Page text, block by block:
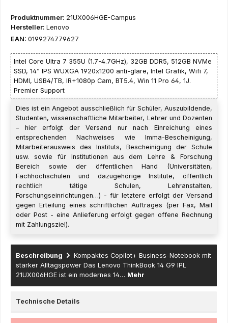
Produktnummer: 21UX006HGE-Campus
Hersteller: Lenovo
EAN: 0199274779627
Intel Core Ultra 7 355U (1.7-4.7GHz), 32GB DDR5, 512GB NVMe
SSD, 14” IPS WUXGA 1920x1200 anti-glare, Intel Grafik, Wifi 7,
HDMI, USB4/TB, IR+1080p Cam, BT5.4, Win 11 Pro 64, 1J.
Premier Support
Dies ist ein Angebot ausschließlich für Schüler, Auszubildende,
Studenten, wissenschaftliche Mitarbeiter, Lehrer und Dozenten
– hier erfolgt der Versand nur nach Einreichung eines
entsprechenden Nachweises wie Imma-Bescheinigung,
Mitarbeiterausweis des Instituts, Bescheinigung der Schule
usw. sowie für Institutionen aus dem Lehre & Forschung
Bereich sowie der öffentlichen Hand (Universitäten,
Fachhochschulen und dazugehörige Institute, öffentlich
rechtlich tätige Schulen, Lehranstalten,
Forschungseinrichtungen…) - für letztere erfolgt der Versand
gegen Erteilung eines schriftlichen Auftrages (per Fax, Mail
oder Post - eine Anlieferung erfolgt gegen offene Rechnung
mit Zahlungsziel).
Beschreibung
Kompaktes Copilot+ Business-Notebook mit
starker Alltagspower Das Lenovo ThinkBook 14 G9 IPL
21UX006HGE ist ein modernes 14… Mehr
Technische Details